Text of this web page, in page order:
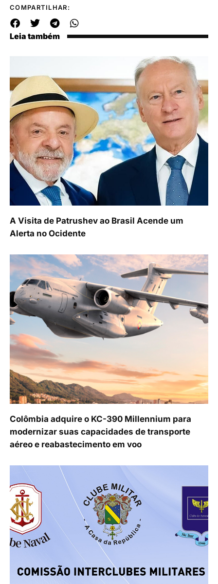
COMPARTILHAR:
Leia também
A Visita de Patrushev ao Brasil Acende um
Alerta no Ocidente
Colômbia adquire o KC-390 Millennium para
modernizar suas capacidades de transporte
aéreo e reabastecimento em voo